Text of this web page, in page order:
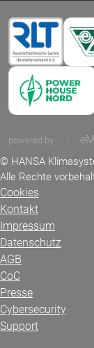
powered by |
© HANSA
Alle Rechte
Cookies
Kontakt
Impressum
Datenschutz
AGB
CoC
Presse
Cybersecurity
Support